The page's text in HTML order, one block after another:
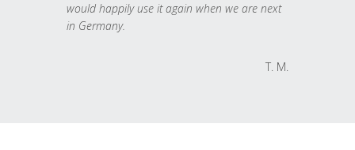
would happily use it again when we are next
in Germany.
T. M.